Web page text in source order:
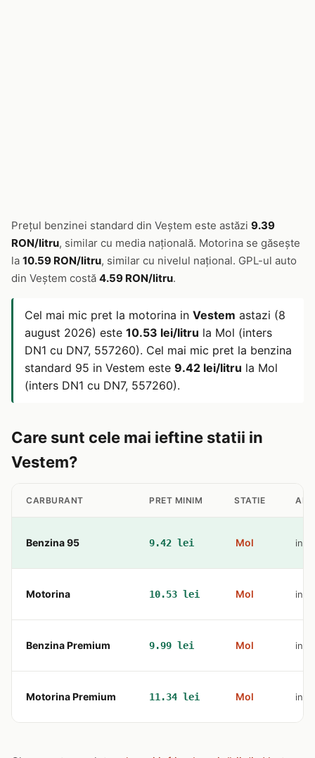
Prețul benzinei standard din Veştem este astăzi 9.39
RON/litru, similar cu media națională. Motorina se găsește
la 10.59 RON/litru, similar cu nivelul național. GPL-ul auto
din Veştem costă 4.59 RON/litru.
Cel mai mic pret la motorina in Vestem astazi (8
august 2026) este 10.53 lei/litru la Mol (inters
DN1 cu DN7, 557260). Cel mai mic pret la benzina
standard 95 in Vestem este 9.42 lei/litru la Mol
(inters DN1 cu DN7, 557260).
Care sunt cele mai ieftine statii in
Vestem?
CARBURANT PRET MINIM STATIE
Benzina 95 9.42 lei Mol
Motorina 10.53 lei Mol
Benzina Premium 9.99 lei Mol
Motorina Premium 11.34 lei Mol